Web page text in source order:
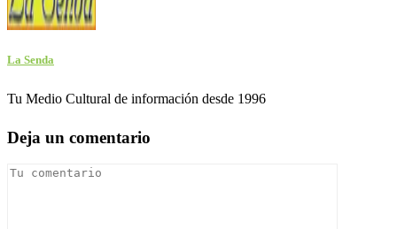
La Senda
Tu Medio Cultural de información desde 1996
Deja un comentario